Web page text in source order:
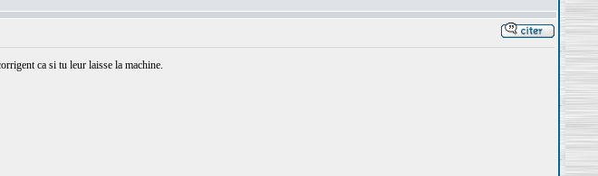
ca si tu leur laisse la machine.